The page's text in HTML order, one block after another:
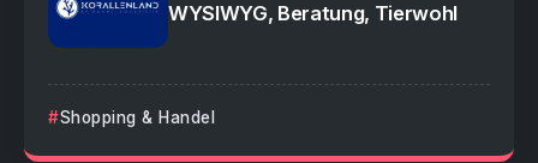
WYSIWYG, Beratung, Tierwohl
Shopping & Handel